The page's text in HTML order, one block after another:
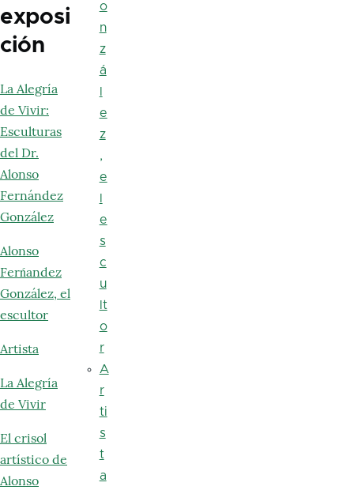
exposi
ción
La Alegría
de Vivir:
Esculturas
del Dr.
Alonso
Fernández
González
Alonso
Ferńandez
González, el
escultor
Artista
La Alegría
de Vivir
El crisol
artístico de
Alonso
o
n
z
á
e
z
,
e
e
s
c
u
lt
o
r
A
r
ti
s
t
a